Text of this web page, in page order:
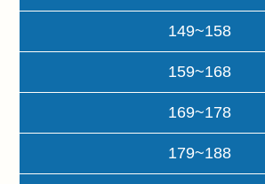
149~158
159~168
169~178
179~188